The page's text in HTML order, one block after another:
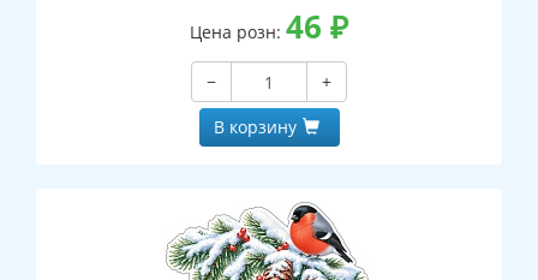
Цена розн: 46 ₽
−
+
В корзину